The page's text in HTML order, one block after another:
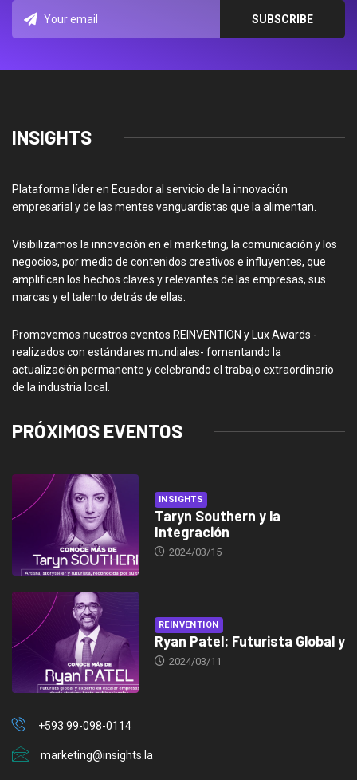
INSIGHTS
Plataforma líder en Ecuador al servicio de la innovación
empresarial y de las mentes vanguardistas que la alimentan.
Visibilizamos la innovación en el marketing, la comunicación y los
negocios, por medio de contenidos creativos e influyentes, que
amplifican los hechos claves y relevantes de las empresas, sus
marcas y el talento detrás de ellas.
Promovemos nuestros eventos REINVENTION y Lux Awards -
realizados con estándares mundiales- fomentando la
actualización permanente y celebrando el trabajo extraordinario
de la industria local.
PRÓXIMOS EVENTOS
INSIGHTS
Taryn Southern y la
Integración
2024/03/15
REINVENTION
Ryan Patel: Futurista Global y
2024/03/11
+593 99-098-0114
marketing@insights.la